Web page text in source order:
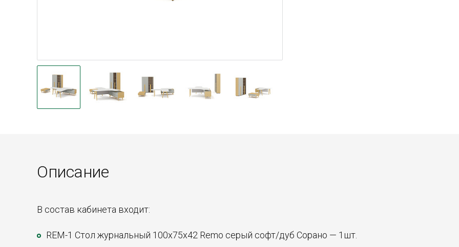
Описание
В состав кабинета входит:
REM-1 Стол журнальный 100x75x42 Remo серый софт/дуб Сорано — 1шт.